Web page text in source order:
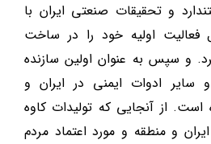
و تحقیقات صنعتی ایران با
بر 75 سال فعالیت اولیه خود را در ساخت
و سپس به عنوان اولین سازنده
سایر ادوات ایمنی در ایران و
است. از آنجایی که تولیدات کاوه
و منطقه و مورد اعتماد مردم